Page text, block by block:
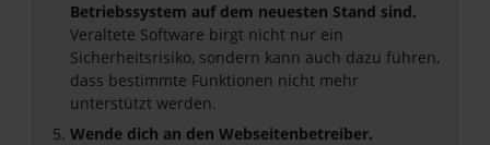
Betriebssystem auf dem neuesten Stand sind.
Veraltete Software birgt nicht nur ein
Sicherheitsrisiko, sondern kann auch dazu führen,
dass bestimmte Funktionen nicht mehr
unterstützt werden.
Wende dich an den Webseitenbetreiber.